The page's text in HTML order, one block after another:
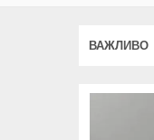
ВАЖЛИВО